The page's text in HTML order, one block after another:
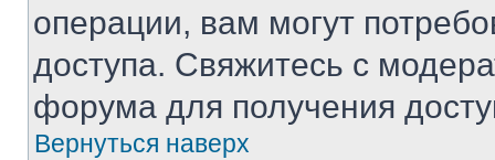
операции, вам могут
доступа. Свяжитесь с
форума для получения
Вернуться наверх